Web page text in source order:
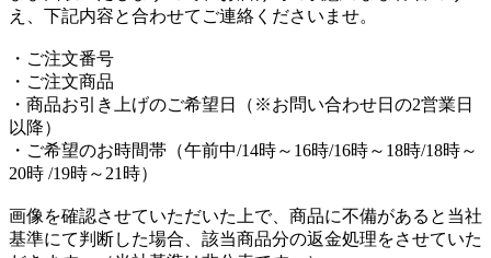
え、下記内容と合わせてご連絡くださいませ。
・ご注文番号
・ご注文商品
・商品お引き上げのご希望日（※お問い合わせ日の2営業日
以降）
・ご希望のお時間帯（午前中/14時～16時/16時～18時/18時～
20時 /19時～21時）
画像を確認させていただいた上で、商品に不備があると当社
基準にて判断した場合、該当商品分の返金処理をさせていた